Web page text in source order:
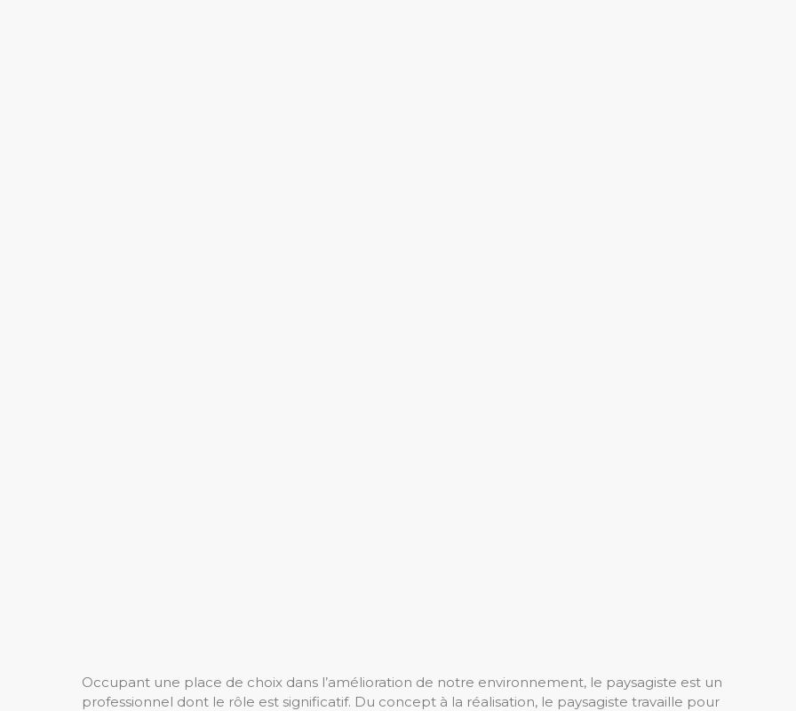
Occupant une place de choix dans l’amélioration de notre environnement, le paysagiste est un
professionnel dont le rôle est significatif. Du concept à la réalisation, le paysagiste travaille pour